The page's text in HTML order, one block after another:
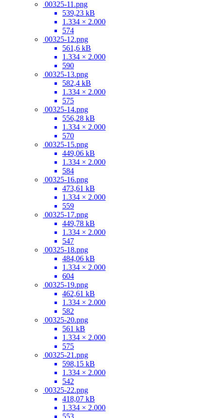
00325-11.png
539,23 kB
1.334 × 2.000
574
00325-12.png
561,6 kB
1.334 × 2.000
590
00325-13.png
582,4 kB
1.334 × 2.000
575
00325-14.png
556,28 kB
1.334 × 2.000
570
00325-15.png
449,06 kB
1.334 × 2.000
584
00325-16.png
473,61 kB
1.334 × 2.000
559
00325-17.png
449,78 kB
1.334 × 2.000
547
00325-18.png
484,06 kB
1.334 × 2.000
604
00325-19.png
462,61 kB
1.334 × 2.000
582
00325-20.png
561 kB
1.334 × 2.000
575
00325-21.png
598,15 kB
1.334 × 2.000
542
00325-22.png
418,07 kB
1.334 × 2.000
553